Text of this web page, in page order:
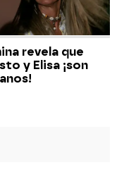
revela que
y Elisa ¡son